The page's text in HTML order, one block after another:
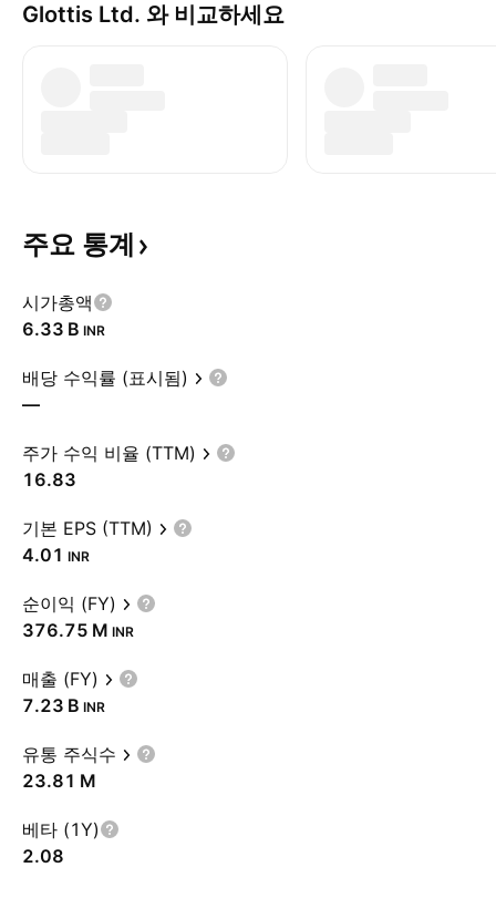
Glottis Ltd. 와 비교하세요
주요 통계
시가총액
‪6.33 B‬ INR
배당 수익률 (표시됨)
—
주가 수익 비율 (TTM)
16.83
기본 EPS (TTM)
4.01 INR
순이익 (FY)
‪376.75 M‬ INR
매출 (FY)
‪7.23 B‬ INR
유통 주식수
‪23.81 M‬
베타 (1Y)
2.08